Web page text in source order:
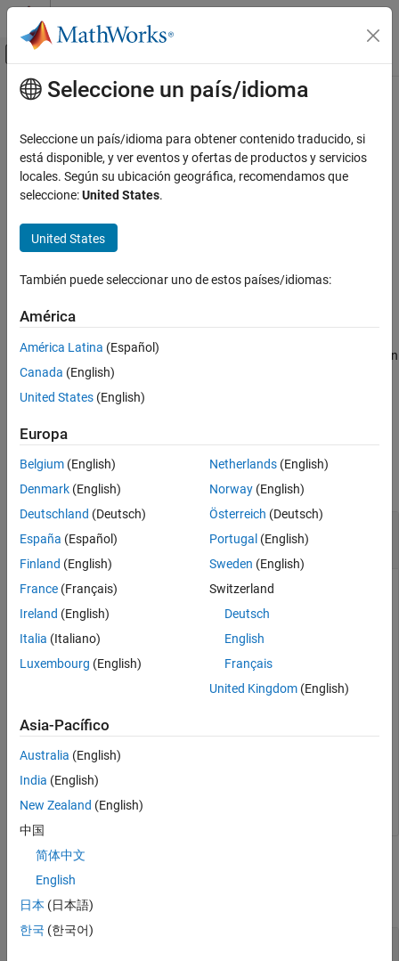
Saltar al contenido
Mostrar/ocultar menú de navegación
Inicio de Documentación
Robotics System Toolbox
Transformaciones de coordenadas
EN ESTA PÁGINA
Descripción
Ejemplos
Argumentos de entrada
Argumentos de salida
Capacidades ampliadas
Historial de versiones
Contenido principal
axang2tform
Convierte la rotación eje-ángulo a transformación homogénea
contraer todo en la página
tform = axang2tform(axang)
forma de eje-ángulo,
premultiplíquela con las coordenadas que van a transformarse (en
lugar de posmultiplicarla).
Ejemplos
contraer todo
Convierte la rotación eje-ángulo a
transformación homogénea
tform = axang2tform(axang)
    1.0000         0         0         0
         0    0.0000   -1.0000         0
         0    1.0000    0.0000         0
Argumentos de entrada
contraer todo
Seleccione un país/idioma
Seleccione un país/idioma para obtener contenido traducido, si
está disponible, y ver eventos y ofertas de productos y servicios
locales. Según su ubicación geográfica, recomendamos que
seleccione:United States.
United States
También puede seleccionar uno de estos países/idiomas:
América
América Latina (Español)
Canada (English)
United States (English)
Europa
Belgium (English)
Denmark (English)
Deutschland (Deutsch)
España (Español)
Finland (English)
France (Français)
Ireland (English)
Italia (Italiano)
Luxembourg (English)
Netherlands(English)
Norway(English)
Österreich (Deutsch)
Portugal (English)
Sweden (English)
Switzerland
Deutsch
English
Français
United Kingdom(English)
Asia-Pacífico
Australia (English)
India (English)
New Zealand (English)
中国
简体中文
English
日本 (日本語)
한국 (한국어)